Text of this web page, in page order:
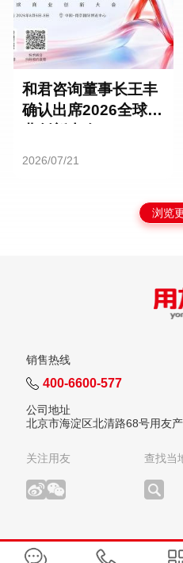
和君咨询董事长王丰
确认出席2026全球商
2026/07/21
浏览
销售热线
400-6600-577
公司地址
北京市海淀区北清路68号用友
关注用友 查找当
版权所有：用友网